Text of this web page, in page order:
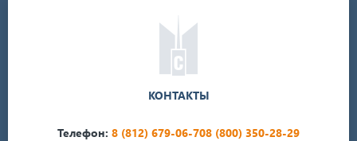
КОНТАКТЫ
Телефон: 8 (812) 679-06-708 (800) 350-28-29